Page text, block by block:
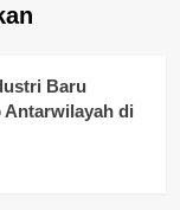
Baru
Antarwilayah di